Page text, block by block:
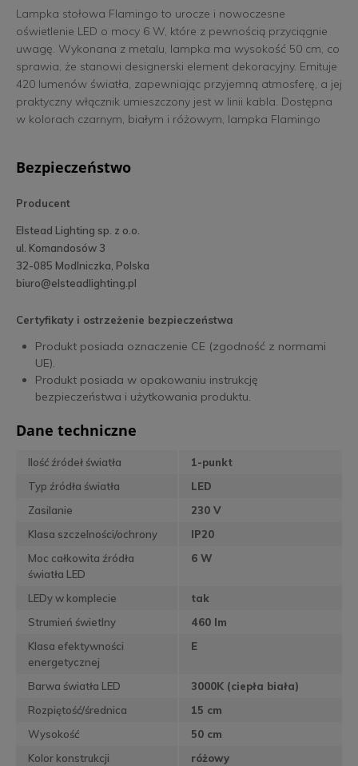
Lampka stołowa Flamingo to urocze i nowoczesne
oświetlenie LED o mocy 6 W, które z pewnością przyciągnie
uwagę. Wykonana z metalu, lampka ma wysokość 50 cm, co
sprawia, że stanowi designerski element dekoracyjny. Emituje
420 lumenów światła, zapewniając przyjemną atmosferę, a jej
praktyczny włącznik umieszczony jest w linii kabla. Dostępna
w kolorach czarnym, białym i różowym, lampka Flamingo
zdjęciu.
Bezpieczeństwo
Producent
Elstead Lighting sp. z o.o.
ul. Komandosów 3
32-085 Modlniczka, Polska
biuro@elsteadlighting.pl
Certyfikaty i ostrzeżenie bezpieczeństwa
Produkt posiada oznaczenie CE (zgodność z normami
UE).
Produkt posiada w opakowaniu instrukcję
bezpieczeństwa i użytkowania produktu.
Dane techniczne
Ilość źródeł światła
1-punkt
Typ źródła światła
LED
Zasilanie
230 V
Klasa szczelności/ochrony
IP20
Moc całkowita źródła
światła LED
6 W
LEDy w komplecie
tak
Strumień świetlny
460 lm
Klasa efektywności
energetycznej
E
Barwa światła LED
3000K (ciepła biała)
Rozpiętość/średnica
15 cm
Wysokość
50 cm
Kolor konstrukcji
różowy